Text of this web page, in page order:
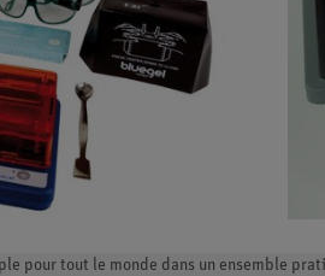
pour tout le monde dans un ensemble